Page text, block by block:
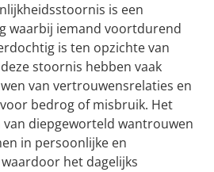
is een
waarbij iemand voortdurend
is ten opzichte van
stoornis hebben vaak
van vertrouwensrelaties en
bedrog of misbruik. Het
diepgeworteld wantrouwen
in persoonlijke en
het dagelijks